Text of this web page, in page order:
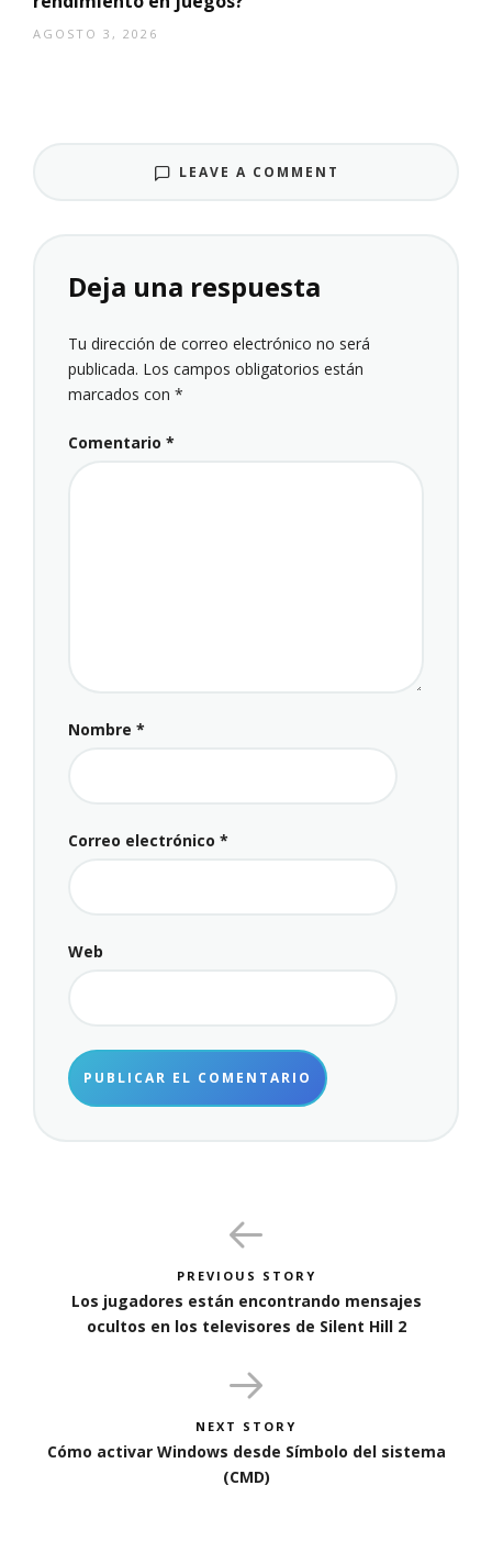
AGOSTO 3, 2026
LEAVE A COMMENT
Deja una respuesta
Tu dirección de correo electrónico no será
publicada. Los campos obligatorios están
marcados con *
Comentario *
Nombre *
Correo electrónico *
Web
PREVIOUS STORY
Los jugadores están encontrando mensajes
ocultos en los televisores de Silent Hill 2
NEXT STORY
Cómo activar Windows desde Símbolo del sistema
(CMD)